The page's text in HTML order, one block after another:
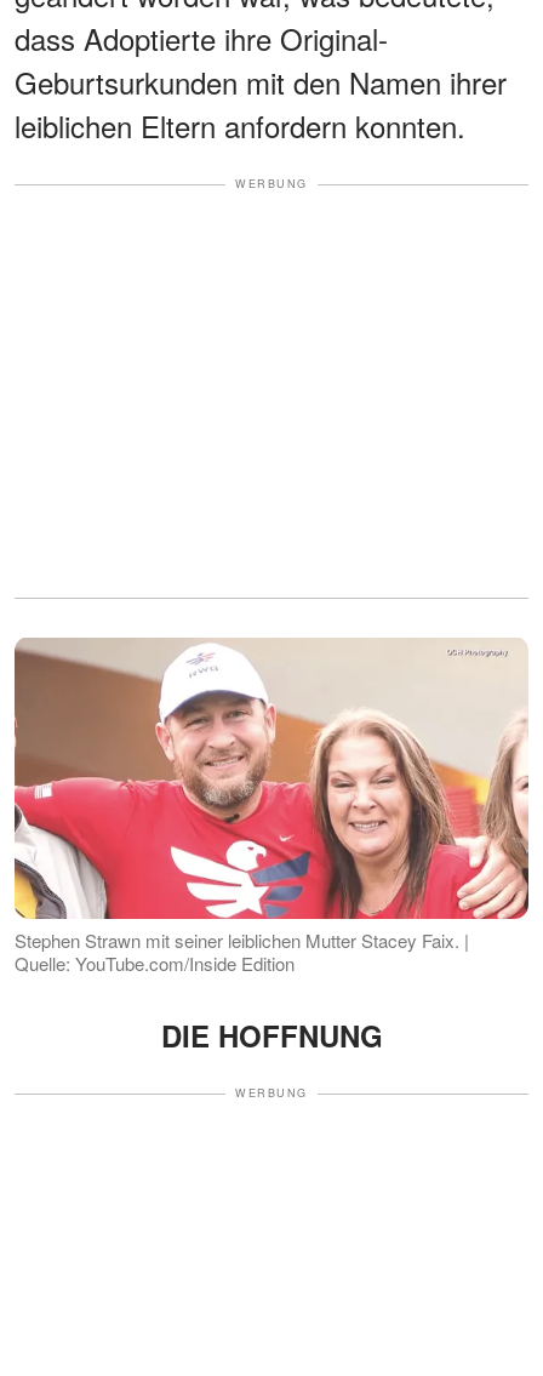
dass Adoptierte ihre Original-
Geburtsurkunden mit den Namen ihrer
leiblichen Eltern anfordern konnten.
WERBUNG
Stephen Strawn mit seiner leiblichen Mutter Stacey Faix. |
Quelle: YouTube.com/Inside Edition
DIE HOFFNUNG
WERBUNG